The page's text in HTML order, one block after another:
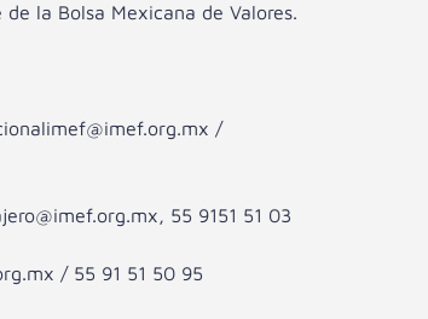
la Bolsa Mexicana de Valores.
/
55 9151 51 03
/ 55 91 51 50 95